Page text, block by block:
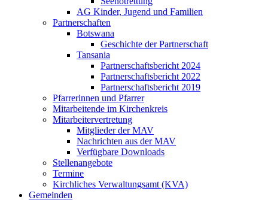
AG Kinder, Jugend und Familien
Partnerschaften
Botswana
Geschichte der Partnerschaft
Tansania
Partnerschaftsbericht 2024
Partnerschaftsbericht 2022
Partnerschaftsbericht 2019
Pfarrerinnen und Pfarrer
Mitarbeitende im Kirchenkreis
Mitarbeitervertretung
Mitglieder der MAV
Nachrichten aus der MAV
Verfügbare Downloads
Stellenangebote
Termine
Kirchliches Verwaltungsamt (KVA)
Gemeinden